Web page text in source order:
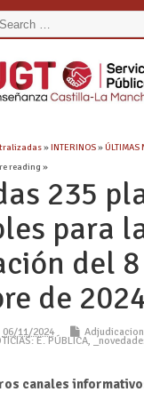
»INTERINOS»ÚLTIMAS
reading »
235
para
del
de
06/11/2024
E. PÚBLICA,
canales